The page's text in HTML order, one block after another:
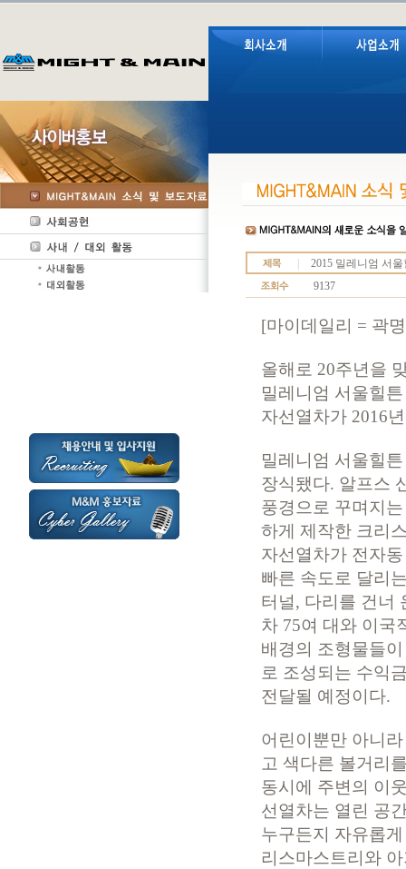
2015 밀레니엄 서
9137
[마이데일리 = 곽
올해로 20주년을
밀레니엄 서울힐
자선열차가 2016
밀레니엄 서울힐
장식됐다. 알프스
풍경으로 꾸며지
하게 제작한 크리
자선열차가 전자
빠른 속도로 달리
터널, 다리를 건너
차 75여 대와 이국
배경의 조형물들
로 조성되는 수익
전달될 예정이다.
어린이뿐만 아니
고 색다른 볼거리
동시에 주변의 이
선열차는 열린 공
누구든지 자유롭
리스마스트리와